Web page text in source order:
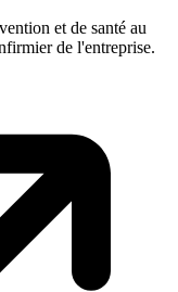
et de santé au
de l'entreprise.